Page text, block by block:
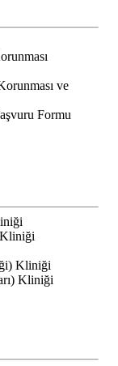
ve
Formu
Kliniği
Kliniği